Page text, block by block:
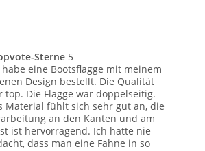
Sterne 5
habe eine Bootsflagge mit meinem
Design bestellt. Die Qualität
top. Die Flagge war doppelseitig.
Material fühlt sich sehr gut an, die
an den Kanten und am
ist hervorragend. Ich hätte nie
dass man eine Fahne in so